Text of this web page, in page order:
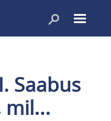
Saabus
mil...